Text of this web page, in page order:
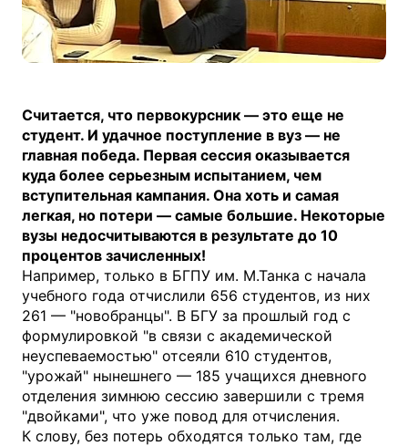
Считается, что первокурсник — это еще не
студент. И удачное поступление в вуз — не
главная победа. Первая сессия оказывается
куда более серьезным испытанием, чем
вступительная кампания. Она хоть и самая
легкая, но потери — самые большие. Некоторые
вузы недосчитываются в результате до 10
процентов зачисленных!
Например, только в БГПУ им. М.Танка с начала
учебного года отчислили 656 студентов, из них
261 — "новобранцы". В БГУ за прошлый год с
формулировкой "в связи с академической
неуспеваемостью" отсеяли 610 студентов,
"урожай" нынешнего — 185 учащихся дневного
отделения зимнюю сессию завершили с тремя
"двойками", что уже повод для отчисления.
К слову, без потерь обходятся только там, где